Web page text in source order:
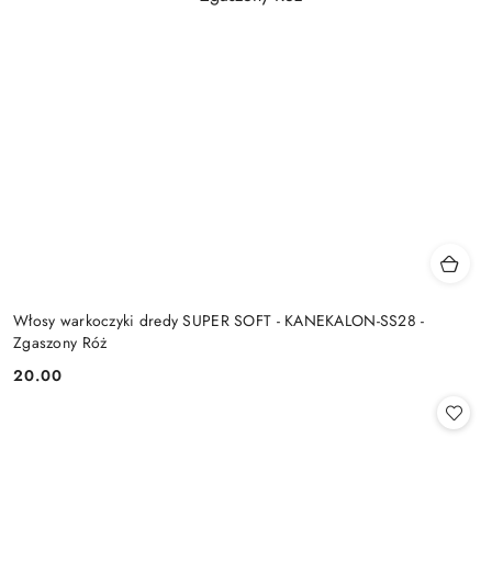
Włosy warkoczyki dredy SUPER SOFT - KANEKALON-SS28 -
Zgaszony Róż
Cena:
20.00